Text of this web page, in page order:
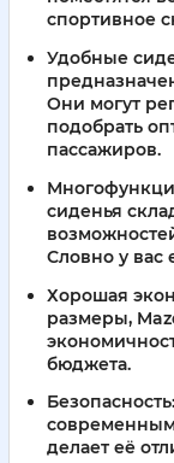
спортивное
Удобные
Они могут
подобрать
пассажиров.
сиденья
Словно у вас
Хорошая
размеры,
бюджета.
Безопасность:
делает её